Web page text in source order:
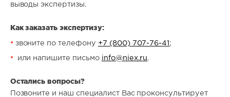
выводы экспертизы.
Как заказать экспертизу:
звоните по телефону +7 (800) 707-76-41 ;
или напишите письмо info@niex.ru.
Остались вопросы?
Позвоните и наш специалист Вас проконсультирует